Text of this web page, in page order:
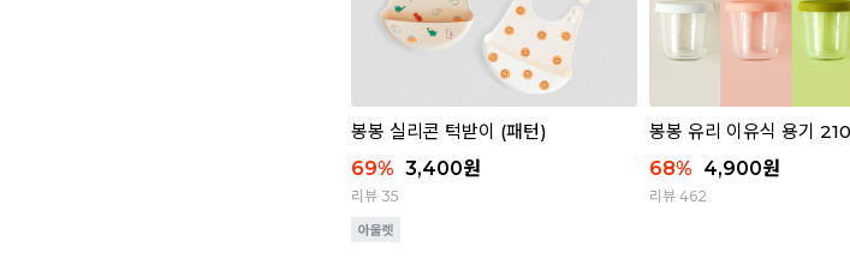
봉봉 실리콘 턱받이 (패턴)
69% 3,400원
리뷰 35
봉봉 유리 이유식 용기
68% 4,900원
리뷰 462